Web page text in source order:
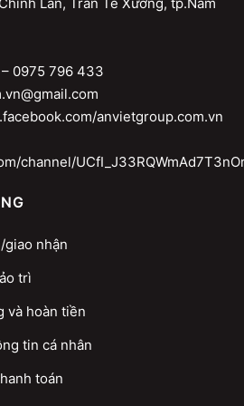
0975 796 433
anvietgroup.com.vn
channel/
giao nhận
trì
và hoàn tiền
tin cá nhân
toán